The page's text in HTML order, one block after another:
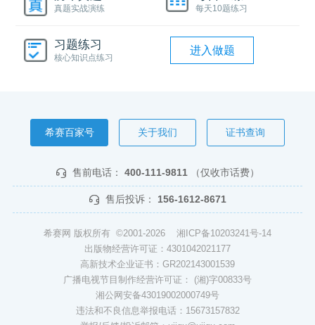
真题实战演练 每天10题练习
习题练习
核心知识点练习
进入做题
希赛百家号 关于我们 证书查询
售前电话： 400-111-9811 （仅收市话费）
售后投诉： 156-1612-8671
希赛网 版权所有 ©2001-2026 湘ICP备10203241号-14
出版物经营许可证：4301042021177
高新技术企业证书：GR202143001539
广播电视节目制作经营许可证： (湘)字00833号
湘公网安备43019002000749号
违法和不良信息举报电话：15673157832